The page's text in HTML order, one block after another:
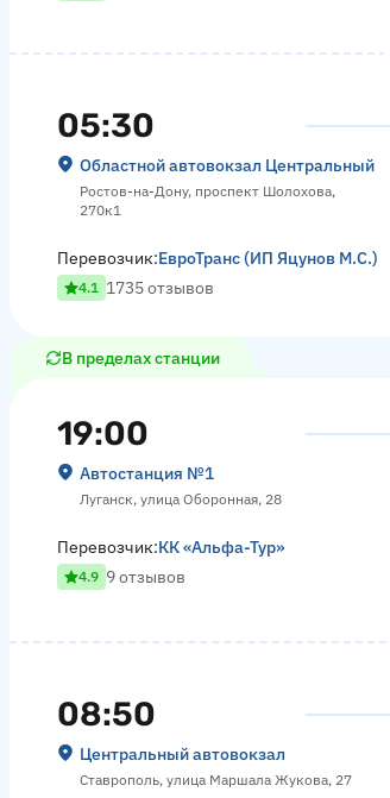
05:30
Областной автовокзал Центральный
Ростов-на-Дону, проспект Шолохова,
270к1
Перевозчик:ЕвроТранс (ИП Яцунов М.С.)
4.1 1735 отзывов
В пределах станции
19:00
Автостанция №1
Луганск, улица Оборонная, 28
Перевозчик:КК «Альфа-Тур»
4.9 9 отзывов
08:50
Центральный автовокзал
Ставрополь, улица Маршала Жукова, 27